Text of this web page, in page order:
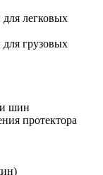
легковых
грузовых
шин
протектора